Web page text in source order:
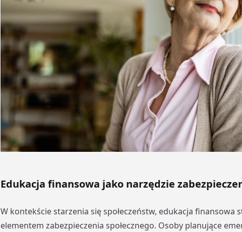
Edukacja finansowa jako narzędzie
W kontekście starzenia się społeczeństw, edukacja finansowa
elementem zabezpieczenia społecznego. Osoby planujące